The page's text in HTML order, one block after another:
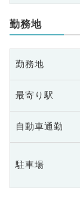
勤務地
勤務地
最寄り駅
自動車通勤
駐車場